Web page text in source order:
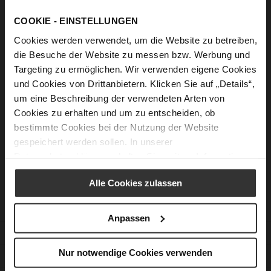
COOKIE - EINSTELLUNGEN
Cookies werden verwendet, um die Website zu betreiben,
die Besuche der Website zu messen bzw. Werbung und
Targeting zu ermöglichen. Wir verwenden eigene Cookies
und Cookies von Drittanbietern. Klicken Sie auf „Details“,
um eine Beschreibung der verwendeten Arten von
Cookies zu erhalten und um zu entscheiden, ob
bestimmte Cookies bei der Nutzung der Website
gespeichert werden sollen. In unserer
Alle Cookies zulassen
Anpassen
Nur notwendige Cookies verwenden
Passwort vergessen?
Neue Kunden
Ein Konto zu erstellen hat viele Vorteile: schneller zur Kasse
gehen, mehr als eine Adresse speichern, Bestellungen
verfolgen und mehr.
Ein Konto erstellen
KUNDENSERVICE